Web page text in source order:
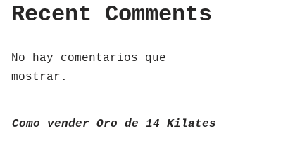
Recent Comments
No hay comentarios que
mostrar.
Como vender Oro de 14 Kilates